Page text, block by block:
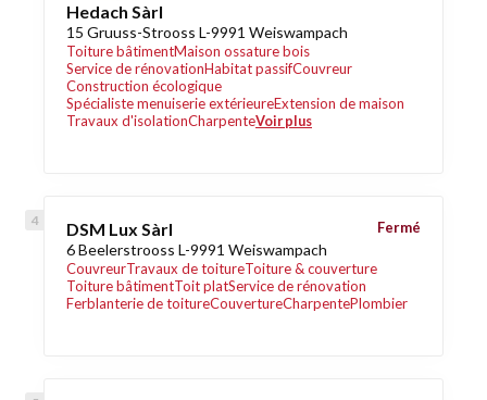
Hedach Sàrl
15 Gruuss-Strooss L-9991 Weiswampach
Toiture bâtimentMaison ossature bois
Service de rénovationHabitat passifCouvreur
Construction écologique
Spécialiste menuiserie extérieureExtension de maison
Travaux d'isolationCharpenteVoir plus
DSM Lux Sàrl
6 Beelerstrooss L-9991 Weiswampach
CouvreurTravaux de toitureToiture & couverture
Toiture bâtimentToit platService de rénovation
Ferblanterie de toitureCouvertureCharpentePlombier
Fermé